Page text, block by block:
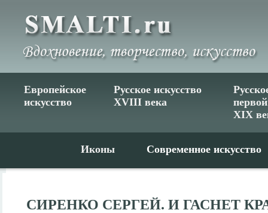
Европейское
искусство
Русское искусство
XVIII века
XIX
Иконы Современное искусство
СИРЕНКО СЕРГЕЙ. И ГАСНЕТ